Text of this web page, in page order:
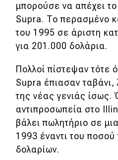
Πρωτότυπα
Ελλάδα
Κόσμος
Τεχνολογία
Ασφάλεια
Αγορά
Απόψεις
μπορούσε να απέχει
Supra. To περασμένο
του 1995 σε άριστη
για 201.000 δολάρια.
Πολλοί πίστεψαν τότε
Supra έπιασαν
της νέας γενιάς ίσως.
αντιπροσωπεία στο
βάλει πωλητήριο σε
1993 έναντι του
δολαρίων.